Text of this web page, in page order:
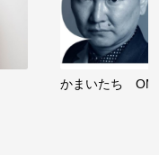
かまいたち